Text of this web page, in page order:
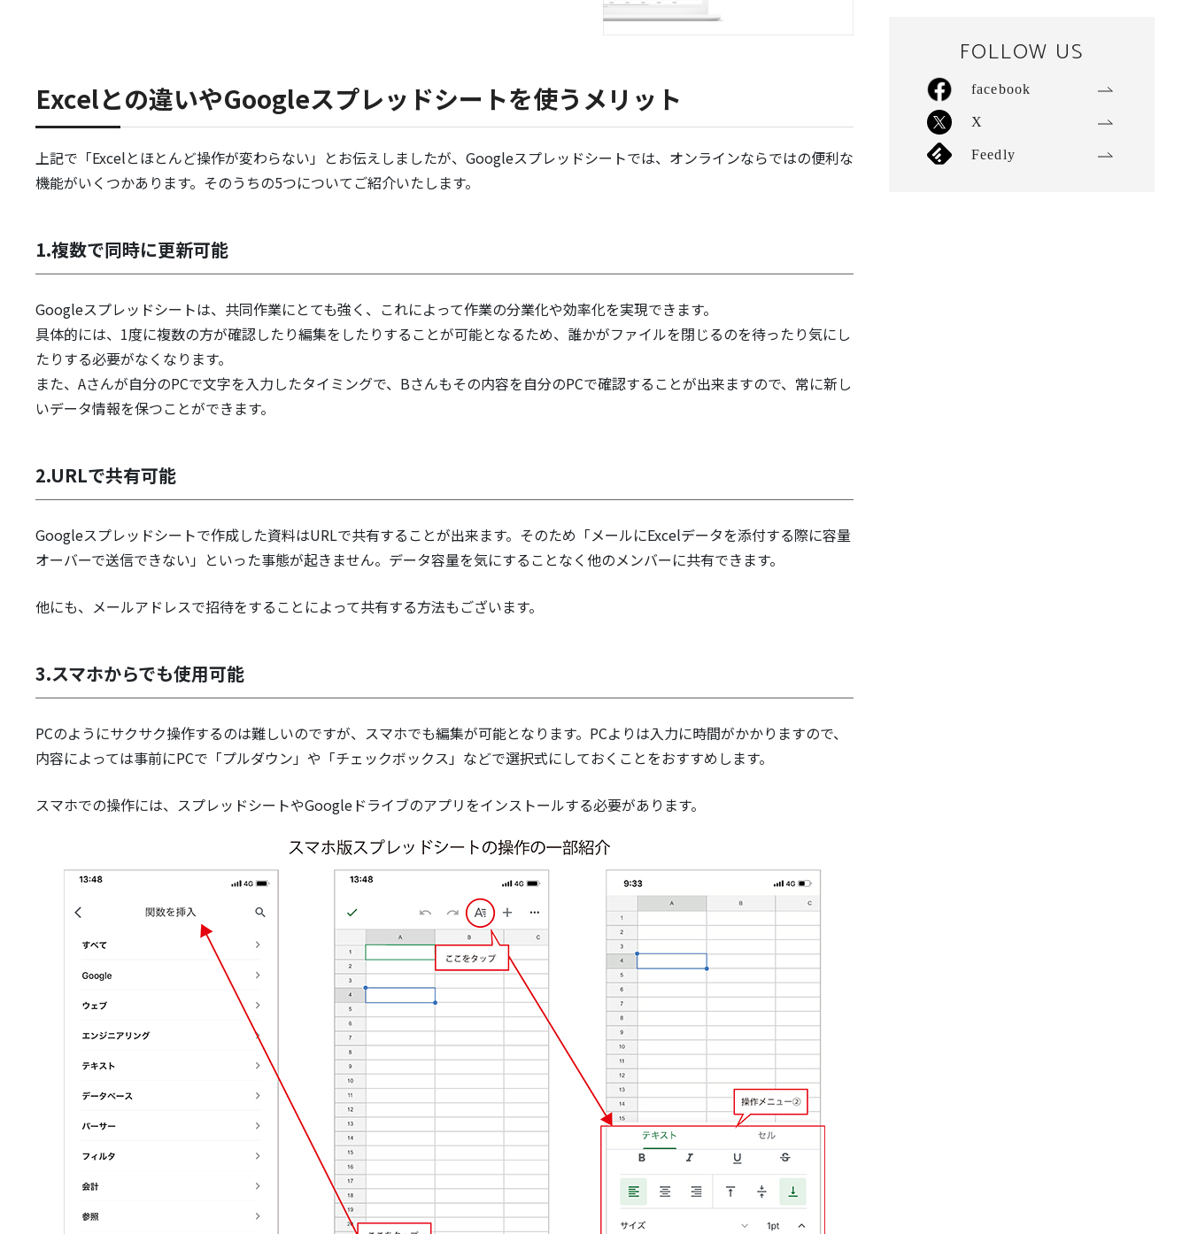
Excelとの違いやGoogleスプレッドシートを使うメリット
上記で「Excelとほとんど操作が変わらない」とお伝えしましたが、Googleスプレッドシートでは、オンラインならではの便利な
機能がいくつかあります。そのうちの5つについてご紹介いたします。
1.複数で同時に更新可能
Googleスプレッドシートは、共同作業にとても強く、これによって作業の分業化や効率化を実現できます。
具体的には、1度に複数の方が確認したり編集をしたりすることが可能となるため、誰かがファイルを閉じるのを待ったり気にし
たりする必要がなくなります。
また、Aさんが自分のPCで文字を入力したタイミングで、Bさんもその内容を自分のPCで確認することが出来ますので、常に新し
いデータ情報を保つことができます。
2.URLで共有可能
Googleスプレッドシートで作成した資料はURLで共有することが出来ます。そのため「メールにExcelデータを添付する際に容量
オーバーで送信できない」といった事態が起きません。データ容量を気にすることなく他のメンバーに共有できます。
他にも、メールアドレスで招待をすることによって共有する方法もございます。
3.スマホからでも使用可能
PCのようにサクサク操作するのは難しいのですが、スマホでも編集が可能となります。PCよりは入力に時間がかかりますので、
内容によっては事前にPCで「プルダウン」や「チェックボックス」などで選択式にしておくことをおすすめします。
スマホでの操作には、スプレッドシートやGoogleドライブのアプリをインストールする必要があります。
FOLLOW US
facebook
X
Feedly